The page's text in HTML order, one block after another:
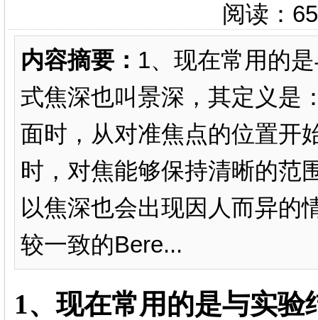
阅读：
内容摘要： 1、现在常用的
式焦深也叫景深，其定义是
面时，从对准焦点的位置开
时，对焦能够保持清晰的范
以焦深也会出现因人而异的
较一致的Bere...
1、现在常用的是与实验